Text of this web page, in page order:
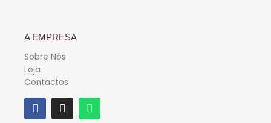
A EMPRESA
Sobre Nós
Loja
Contactos